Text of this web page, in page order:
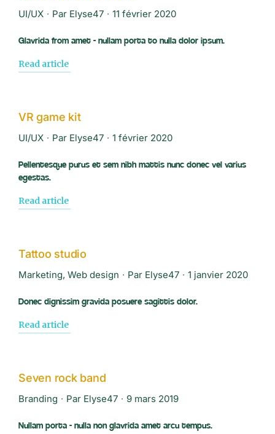
UI/UX Par Elyse47 11 février 2020
Glavrida from amet - nullam porta to nulla dolor ipsum.
Read article
VR game kit
UI/UX Par Elyse47 1 février 2020
Pellentesque purus et sem nibh mattis nunc donec vel varius
egestas.
Read article
Tattoo studio
Marketing, Web design Par Elyse47 1 janvier 2020
Donec dignissim gravida posuere sagittis dolor.
Read article
Seven rock band
Branding Par Elyse47 9 mars 2019
Nullam porta - nulla non glavrida amet arcu tempus.